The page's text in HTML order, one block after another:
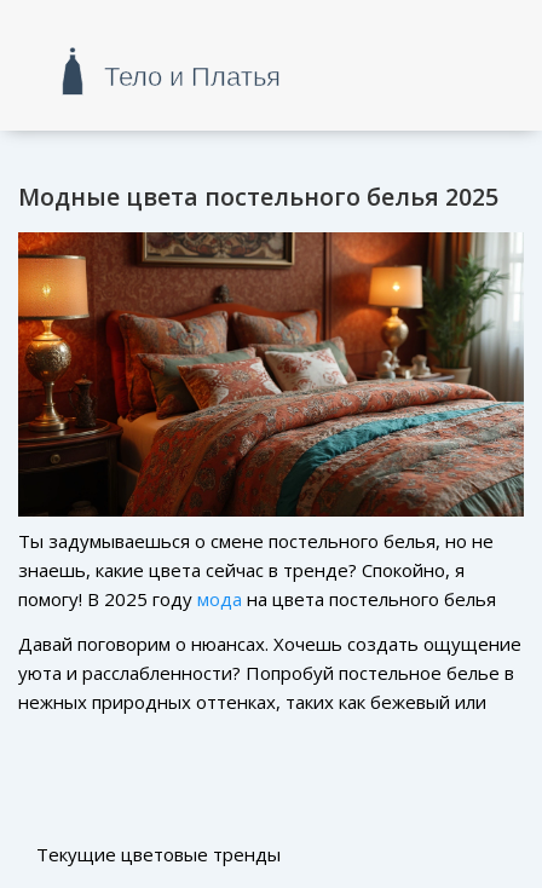
Модные цвета постельного белья 2025
Ты задумываешься о смене постельного белья, но не
знаешь, какие цвета сейчас в тренде? Спокойно, я
помогу! В 2025 году мода на цвета постельного белья
тонов до ярких акцентов. Да, минимализм все еще в
моде, но с интересными поворотами.
Давай поговорим о нюансах. Хочешь создать ощущение
уюта и расслабленности? Попробуй постельное белье в
нежных природных оттенках, таких как бежевый или
Текущие цветовые тренды